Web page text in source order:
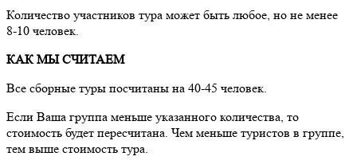
Количество участников тура может быть любое, но не менее
8-10 человек.
КАК МЫ СЧИТАЕМ
Все сборные туры посчитаны на 40-45 человек.
Если Ваша группа меньше указанного количества, то
стоимость будет пересчитана. Чем меньше туристов в группе,
тем выше стоимость тура.